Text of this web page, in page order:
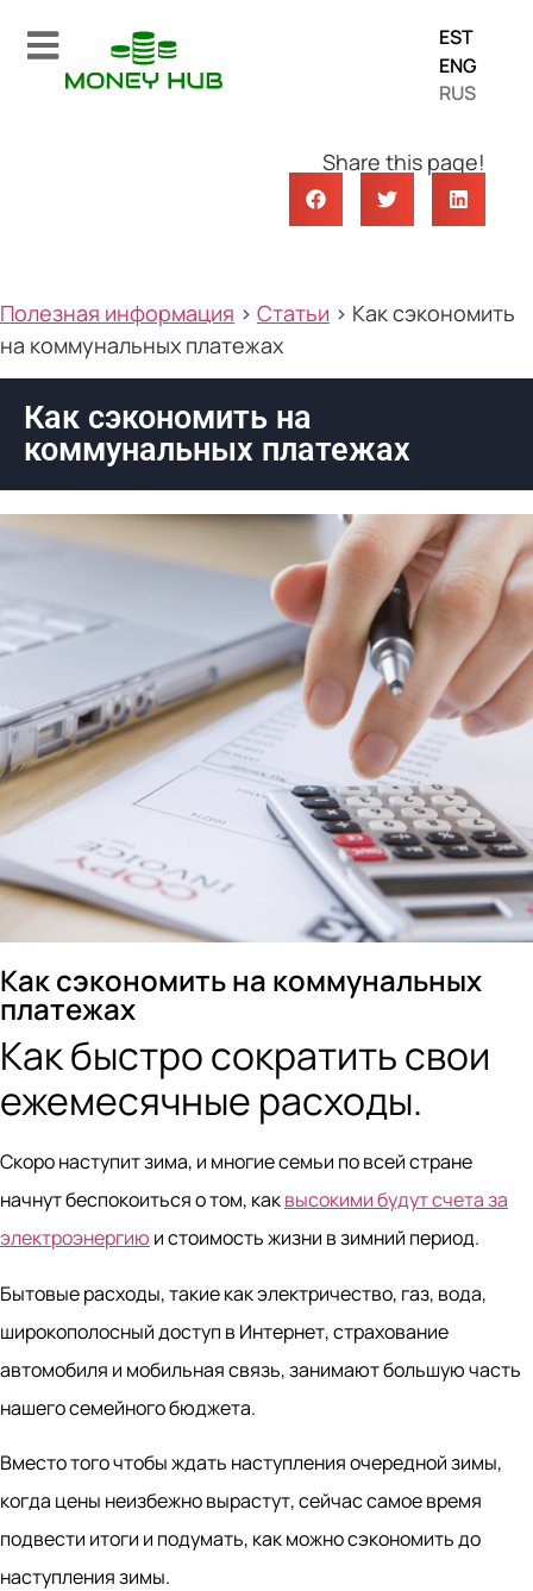
EST
ENG
RUS
Share this page!
Полезная информация > Статьи > Как сэкономить
на коммунальных платежах
Как сэкономить на
коммунальных платежах
Как сэкономить на коммунальных
платежах
Как быстро сократить свои
ежемесячные расходы.
Скоро наступит зима, и многие семьи по всей стране
начнут беспокоиться о том, каквысокими будут счета за
электроэнергию и стоимость жизни в зимний период.
Бытовые расходы, такие как электричество, газ, вода,
широкополосный доступ в Интернет, страхование
автомобиля и мобильная связь, занимают большую часть
нашего семейного бюджета.
Вместо того чтобы ждать наступления очередной зимы,
когда цены неизбежно вырастут, сейчас самое время
подвести итоги и подумать, как можно сэкономить до
наступления зимы.